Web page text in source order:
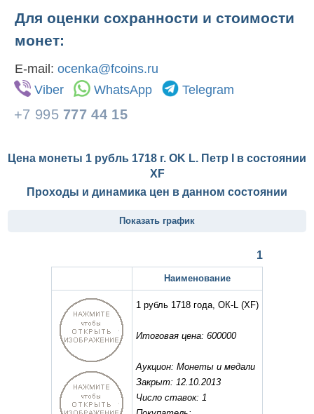
Для оценки сохранности и стоимости
монет:
E-mail: ocenka@fcoins.ru
Viber
WhatsApp Telegram
+7 995 777 44 15
Цена монеты 1 рубль 1718 г. OK L. Петр I в состоянии
XF
Проходы и динамика цен в данном состоянии
Показать график
1
Наименование
1 рубль 1718 года, ОК-L (XF)
Итоговая цена: 600000
Аукцион: Монеты и медали
Закрыт: 12.10.2013
Число ставок: 1